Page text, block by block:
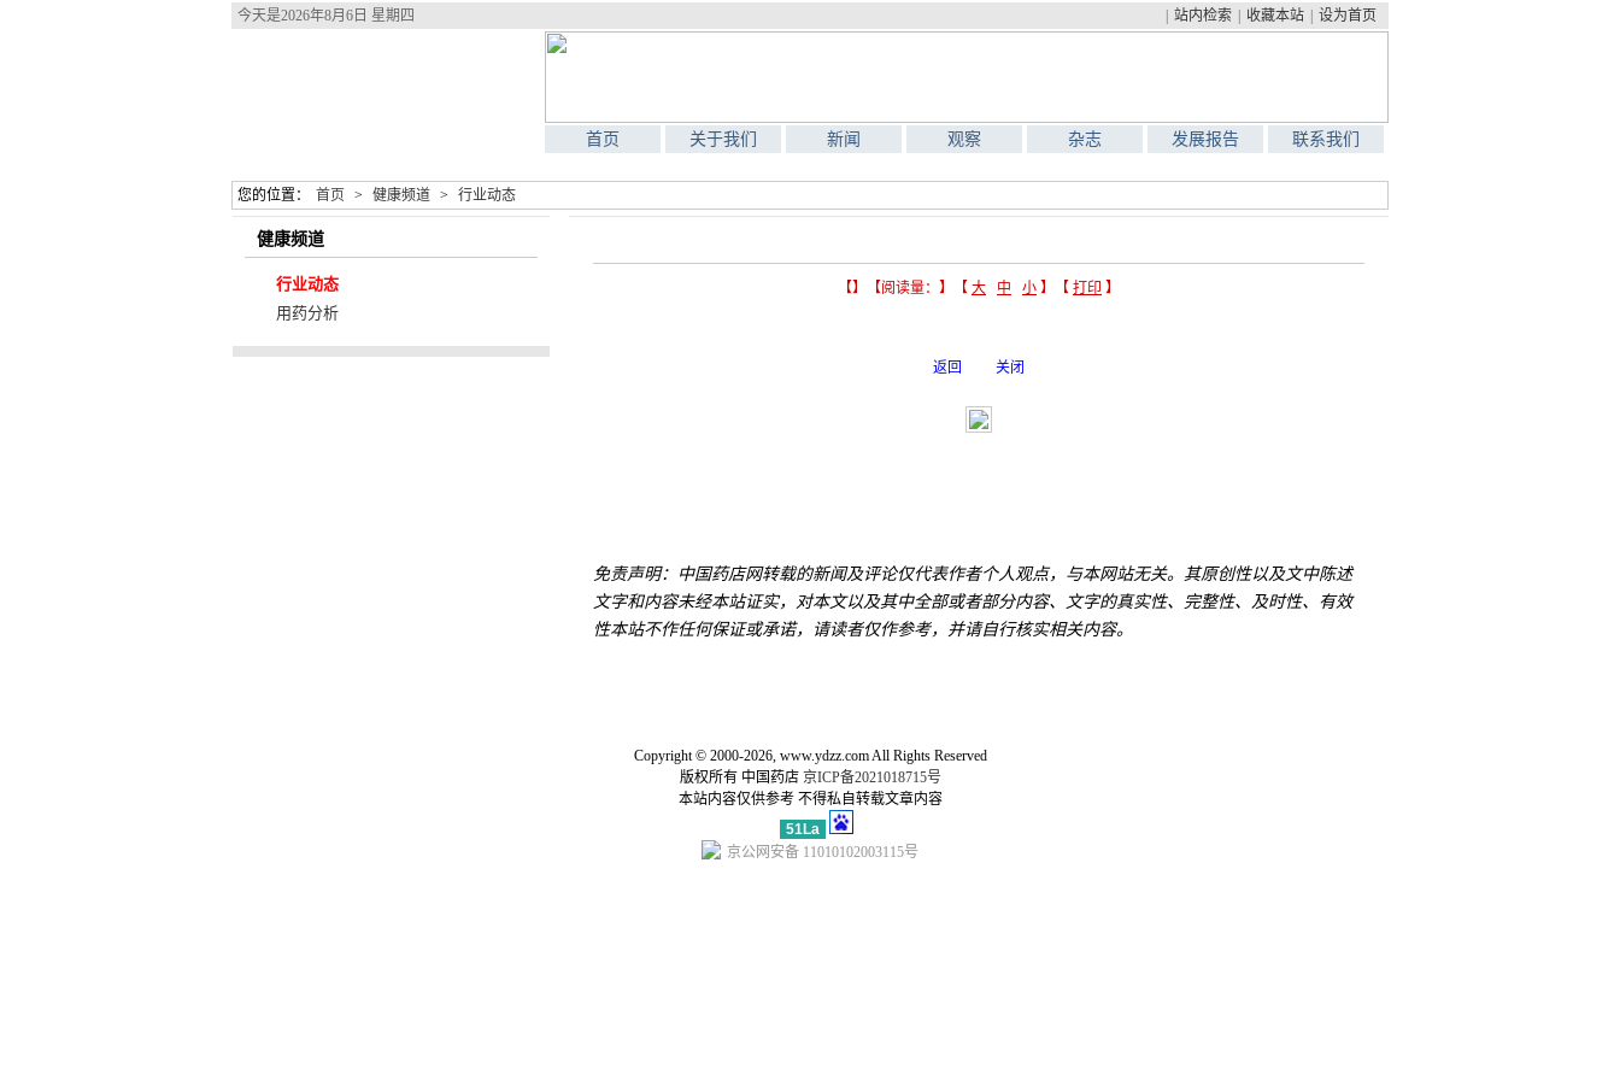
站内检索 收藏本站 设为首页
今天是2026年8月6日 星期四
首页 关于我们 新闻 观察 杂志 发展报告 联系我们
您的位置： 首页 > 健康频道 > 行业动态
【】【阅读量：】【 大 中 小 】【 打印 】
返回 关闭
免责声明：中国药店网转载的新闻及评论仅代表作者个人观点，与本网站无关。其原创性以及文中陈述
文字和内容未经本站证实，对本文以及其中全部或者部分内容、文字的真实性、完整性、及时性、有效
性本站不作任何保证或承诺，请读者仅作参考，并请自行核实相关内容。
健康频道
行业动态
用药分析
Copyright © 2000-2026, www.ydzz.comAll Rights Reserved
版权所有 中国药店 京ICP备2021018715号
本站内容仅供参考 不得私自转载文章内容
51La
京公网安备 11010102003115号